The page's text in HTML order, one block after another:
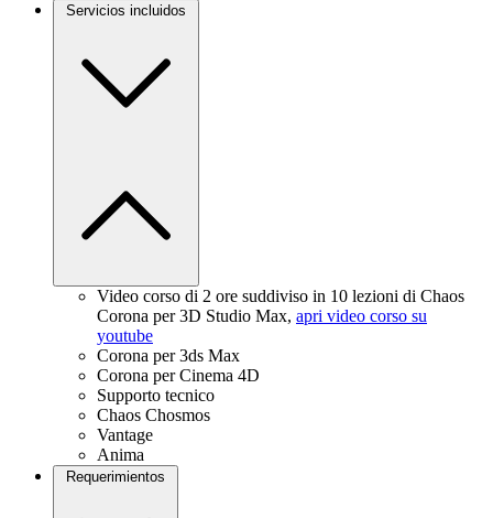
Servicios incluidos
Video corso di 2 ore suddiviso in 10 lezioni di Chaos
Corona per 3D Studio Max, apri video corso su
youtube
Corona per 3ds Max
Corona per Cinema 4D
Supporto tecnico
Chaos Chosmos
Vantage
Anima
Requerimientos